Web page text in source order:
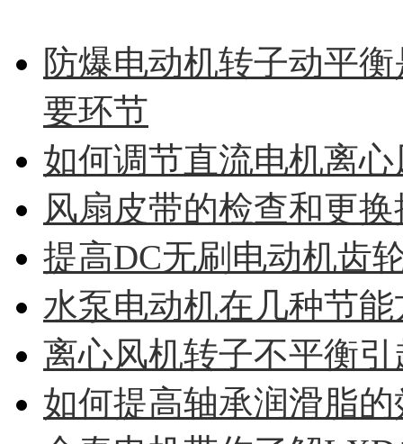
防爆电动机转子动平
要环节
如何调节直流电机离
风扇皮带的检查和更
提高DC无刷电动机齿
水泵电动机在几种节
离心风机转子不平衡
如何提高轴承润滑脂